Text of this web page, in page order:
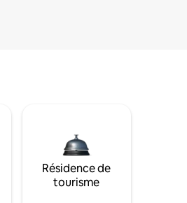
Résidence de
tourisme